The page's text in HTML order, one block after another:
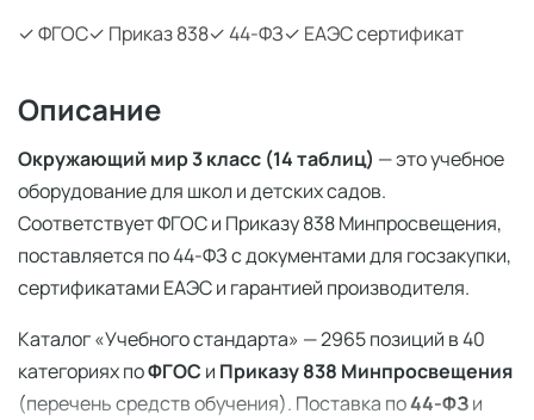
✓ ФГОС✓ Приказ 838✓ 44-ФЗ✓ ЕАЭС сертификат
Описание
Окружающий мир 3 класс (14 таблиц) — это учебное
оборудование для школ и детских садов.
Соответствует ФГОС и Приказу 838 Минпросвещения,
поставляется по 44-ФЗ с документами для госзакупки,
сертификатами ЕАЭС и гарантией производителя.
Каталог «Учебного стандарта» — 2965 позиций в 40
категориях поФГОС и Приказу 838 Минпросвещения
(перечень средств обучения). Поставка по44-ФЗи